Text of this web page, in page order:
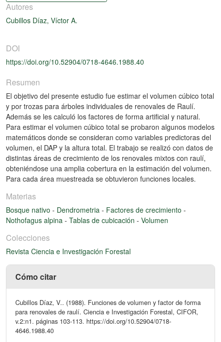
Autores
Cubillos Díaz, Víctor A.
DOI
https://doi.org/10.52904/0718-4646.1988.40
Resumen
El objetivo del presente estudio fue estimar el volumen cúbico total
y por trozas para árboles individuales de renovales de Raulí.
Además se les calculó los factores de forma artificial y natural.
Para estimar el volumen cúbico total se probaron algunos modelos
matemáticos donde se consideran como variables predictoras del
volumen, el DAP y la altura total. El trabajo se realizó con datos de
distintas áreas de crecimiento de los renovales mixtos con raulí,
obteniéndose una amplia cobertura en la estimación del volumen.
Para cada área muestreada se obtuvieron funciones locales.
Materias
Bosque nativo - Dendrometria - Factores de crecimiento -
Nothofagus alpina - Tablas de cubicación - Volumen
Colecciones
Revista Ciencia e Investigación Forestal
Cómo citar
Cubillos Díaz, V.. (1988). Funciones de volumen y factor de forma
para renovales de raulí. Ciencia e Investigación Forestal, CIFOR,
v.2:n1. páginas 103-113. https://doi.org/10.52904/0718-
4646.1988.40